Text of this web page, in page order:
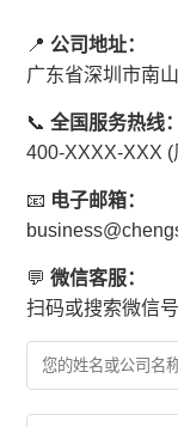
📍 公司地址：
广东省深圳市南
📞全国服务热线：
400-XXXX-XXX
📧 电子邮箱：
💬微信客服：
扫码或搜索微信